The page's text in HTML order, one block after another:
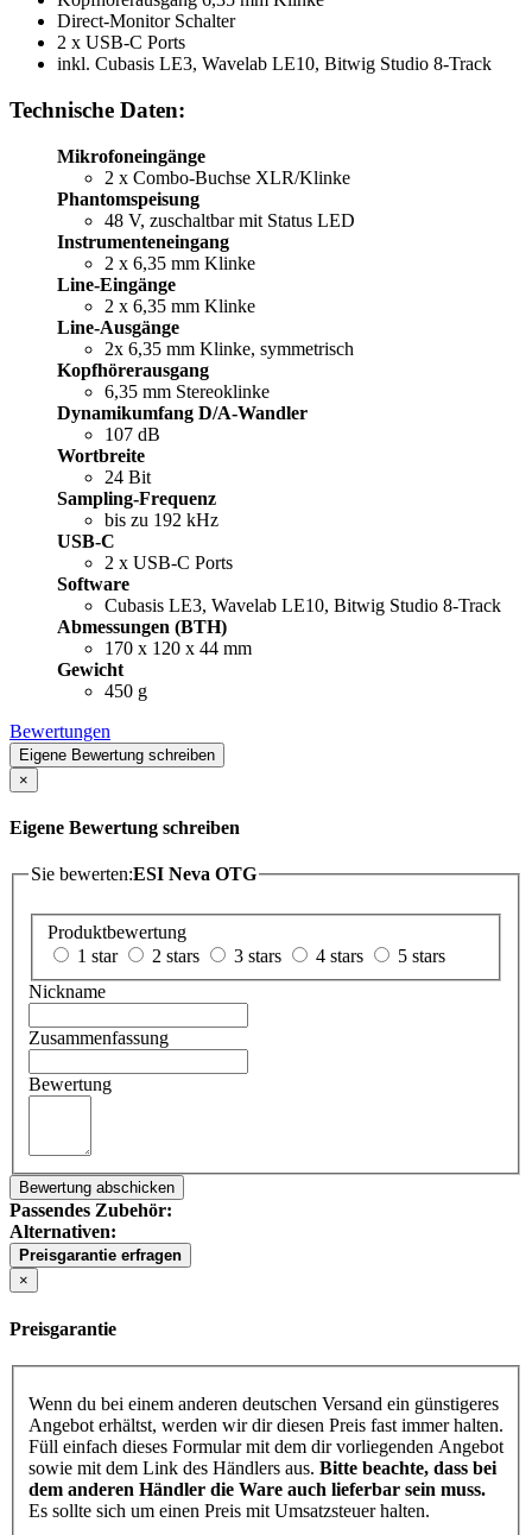
Direct-Monitor Schalter
2 x USB-C Ports
inkl. Cubasis LE3, Wavelab LE10, Bitwig Studio 8-Track
Technische Daten:
Mikrofoneingänge
2 x Combo-Buchse XLR/Klinke
Phantomspeisung
48 V, zuschaltbar mit Status LED
Instrumenteneingang
2 x 6,35 mm Klinke
Line-Eingänge
2 x 6,35 mm Klinke
Line-Ausgänge
2x 6,35 mm Klinke, symmetrisch
Kopfhörerausgang
6,35 mm Stereoklinke
Dynamikumfang D/A-Wandler
107 dB
Wortbreite
24 Bit
Sampling-Frequenz
bis zu 192 kHz
USB-C
2 x USB-C Ports
Software
Cubasis LE3, Wavelab LE10, Bitwig Studio 8-Track
Abmessungen (BTH)
170 x 120 x 44 mm
Gewicht
450 g
Bewertungen
Eigene Bewertung schreiben
×
Eigene Bewertung schreiben
Sie bewerten:ESI Neva OTG
Produktbewertung
1 star
2 stars 3 stars 4 stars
5 stars
Nickname
Zusammenfassung
Bewertung
Bewertung abschicken
Passendes Zubehör:
Alternativen:
Preisgarantie erfragen
×
Preisgarantie
Wenn du bei einem anderen deutschen Versand ein günstigeres
Angebot erhältst, werden wir dir diesen Preis fast immer halten.
Füll einfach dieses Formular mit dem dir vorliegenden Angebot
sowie mit dem Link des Händlers aus. Bitte beachte, dass bei
dem anderen Händler die Ware auch lieferbar sein muss.
Es sollte sich um einen Preis mit Umsatzsteuer halten.